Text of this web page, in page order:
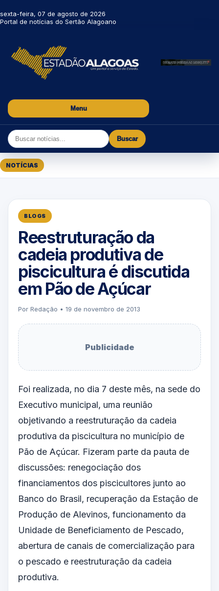
sexta-feira, 07 de agosto de 2026
Portal de notícias do Sertão Alagoano
Menu
Buscar
NOTÍCIAS
BLOGS
Reestruturação da
cadeia produtiva de
piscicultura é discutida
em Pão de Açúcar
Por Redação • 19 de novembro de 2013
Publicidade
Foi realizada, no dia 7 deste mês, na sede do
Executivo municipal, uma reunião
objetivando a reestruturação da cadeia
produtiva da piscicultura no município de
Pão de Açúcar. Fizeram parte da pauta de
discussões: renegociação dos
financiamentos dos piscicultores junto ao
Banco do Brasil, recuperação da Estação de
Produção de Alevinos, funcionamento da
Unidade de Beneficiamento de Pescado,
abertura de canais de comercialização para
o pescado e reestruturação da cadeia
produtiva.